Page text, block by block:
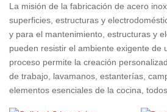
La misión de la fabricación de acero
superficies, estructuras y
y para el mantenimiento, estructuras y
pueden resistir el ambiente exigente de
proceso permite la creación
de trabajo, lavamanos, estanterías,
elementos esenciales de la cocina,